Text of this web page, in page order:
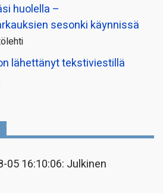
huolella –
sesonki käynnissä
lähettänyt tekstiviestillä
05 16:10:06: Julkinen